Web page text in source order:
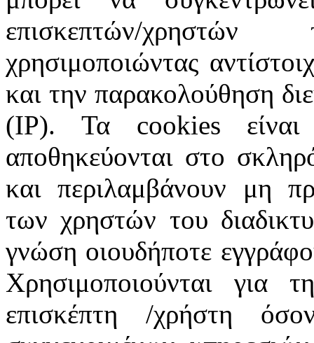
επισκεπτών/
χρησιμοποιώντας
και την παρακολούθηση
(IP). Τα cookies είναι
αποθηκεύονται στο
και περιλαμβάνουν μη
των χρηστών του
γνώση οιουδήποτε
Χρησιμοποιούνται για
επισκέπτη /χρήστη